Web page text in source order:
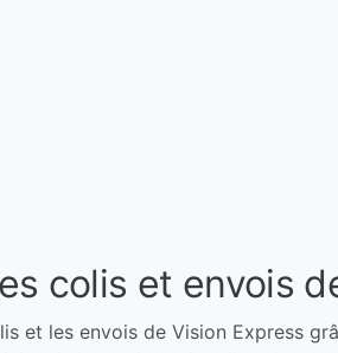
colis et envois
et les envois de Vision Express